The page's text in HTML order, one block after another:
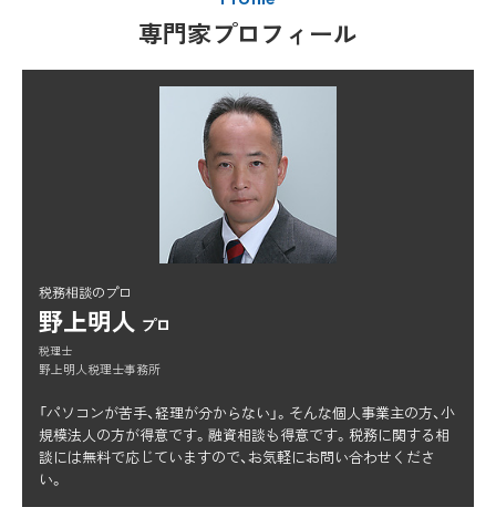
専門家プロフィール
税務相談のプロ
野上明人 プロ
税理士
野上明人税理士事務所
「パソコンが苦手、経理が分からない」。そんな個人事業主の方、小
規模法人の方が得意です。融資相談も得意です。税務に関する相
談には無料で応じていますので、お気軽にお問い合わせくださ
い。